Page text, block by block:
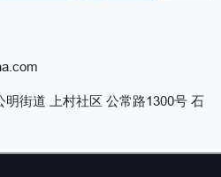
明街道 上村社区 公常路1300号 石